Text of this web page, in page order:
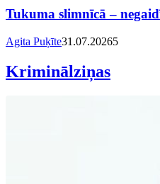
Tukuma slimnīcā –
Agita Puķīte31.07.20265
Kriminālziņas